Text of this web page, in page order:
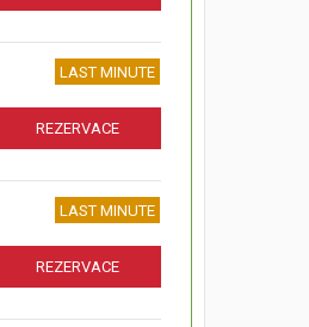
LAST MINUTE
REZERVACE
LAST MINUTE
REZERVACE